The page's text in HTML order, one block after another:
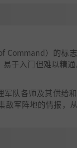
Command）的标
于入门但难以精
队各师及其供给
军阵地的情报，